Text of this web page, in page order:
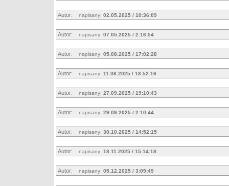
Autor: napisany: 02.05.2025 / 10:36:09
Autor: napisany: 07.05.2025 / 2:16:54
Autor: napisany: 05.08.2025 / 17:02:28
Autor: napisany: 11.08.2025 / 18:52:16
Autor: napisany: 27.09.2025 / 19:10:43
Autor: napisany: 29.09.2025 / 2:10:44
Autor: napisany: 30.10.2025 / 14:52:15
Autor: napisany: 18.11.2025 / 15:14:18
Autor: napisany: 05.12.2025 / 3:09:49